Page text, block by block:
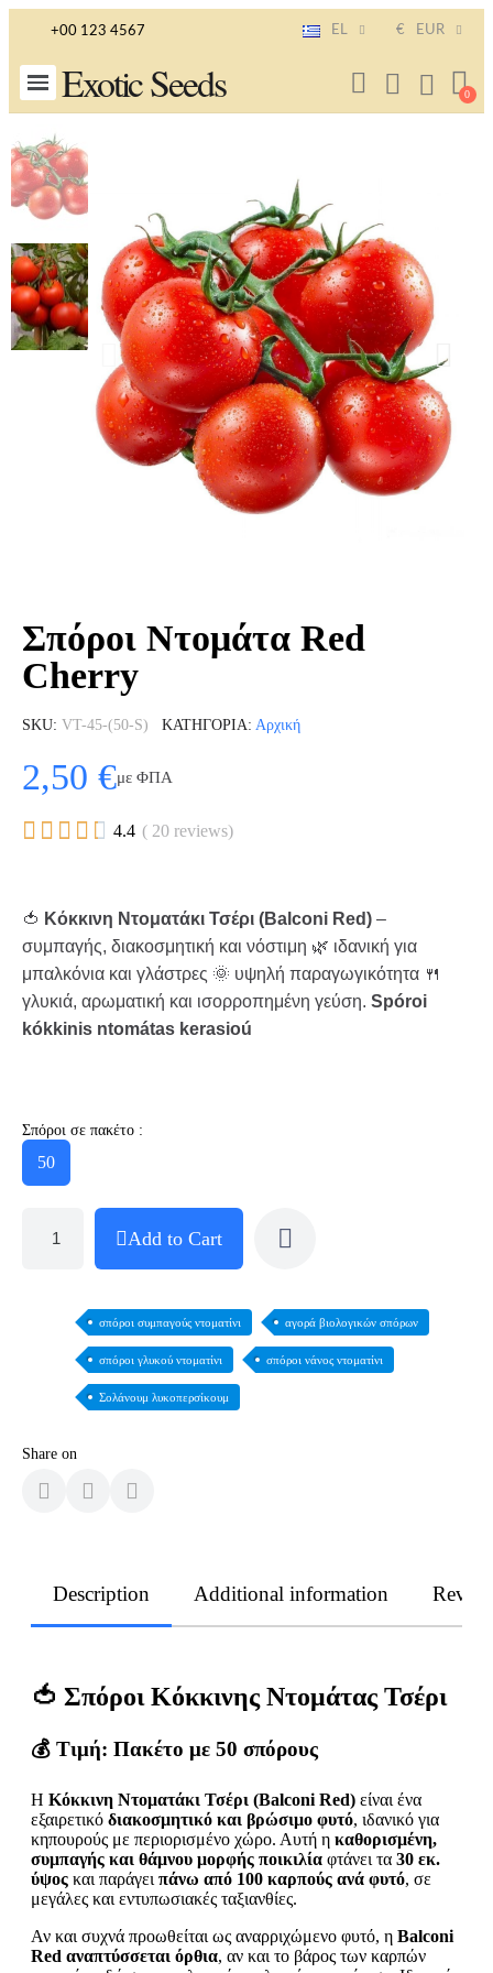
+00 123 4567 EL € EUR
Exotic Seeds
Σπόροι Ντομάτα Red
Cherry
SKU VT-45-(50-S) ΚΑΤΗΓΟΡΊΑ Αρχική
2,50 €με ΦΠΑ
     4.4 ( 20 reviews)
🍅 Κόκκινη Ντοματάκι Τσέρι (Balconi Red) –
συμπαγής, διακοσμητική και νόστιμη 🌿 ιδανική για
μπαλκόνια και γλάστρες 🌞 υψηλή παραγωγικότητα 🍴
γλυκιά, αρωματική και ισορροπημένη γεύση. Spóroi
kókkinis ntomátas kerasioú
Σπόροι σε πακέτο :
50
Add to Cart
σπόροι συμπαγούς ντοματίνι αγορά βιολογικών σπόρων
σπόροι γλυκού ντοματίνι σπόροι νάνος ντοματίνι
Σολάνουμ λυκοπερσίκουμ
Share on
Description Additional information
🍅 Σπόροι Κόκκινης Ντομάτας Τσέρι
💰 Τιμή: Πακέτο με 50 σπόρους
Η Κόκκινη Ντοματάκι Τσέρι (Balconi Red) είναι ένα
εξαιρετικό διακοσμητικό και βρώσιμο φυτό, ιδανικό για
κηπουρούς με περιορισμένο χώρο. Αυτή η καθορισμένη,
συμπαγής και θάμνου μορφής ποικιλία φτάνει τα 30 εκ.
ύψος και παράγει πάνω από 100 καρπούς ανά φυτό, σε
μεγάλες και εντυπωσιακές ταξιανθίες.
Αν και συχνά προωθείται ως αναρριχώμενο φυτό, η Balconi
Red αναπτύσσεται όρθια, αν και το βάρος των καρπών